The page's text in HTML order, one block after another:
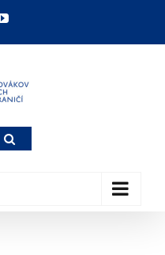
YouTube